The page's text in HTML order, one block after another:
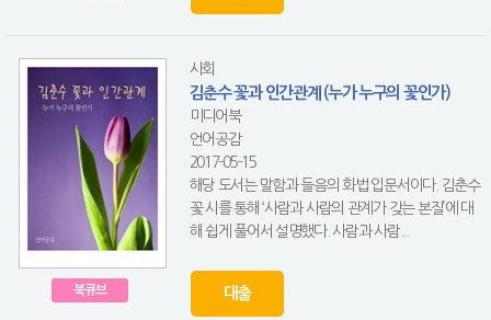
북큐브
사회
김춘수 꽃과 인간관계 (누가 누구의 꽃인가)
미디어북
언어공감
2017-05-15
해당 도서는 말함과 들음의 화법 입문서이다. 김춘수
꽃 시를 통해 ‘사람과 사람의 관계가 갖는 본질’에 대
해 쉽게 풀어서 설명했다. 사람과 사람...
대출